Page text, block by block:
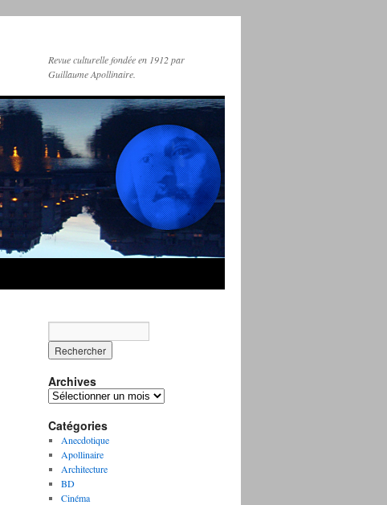
Revue culturelle fondée en 1912 par
Guillaume Apollinaire.
Archives
A
c
h
i
v
e
s
Catégories
Anecdotique
Apollinaire
Architecture
BD
Cinéma